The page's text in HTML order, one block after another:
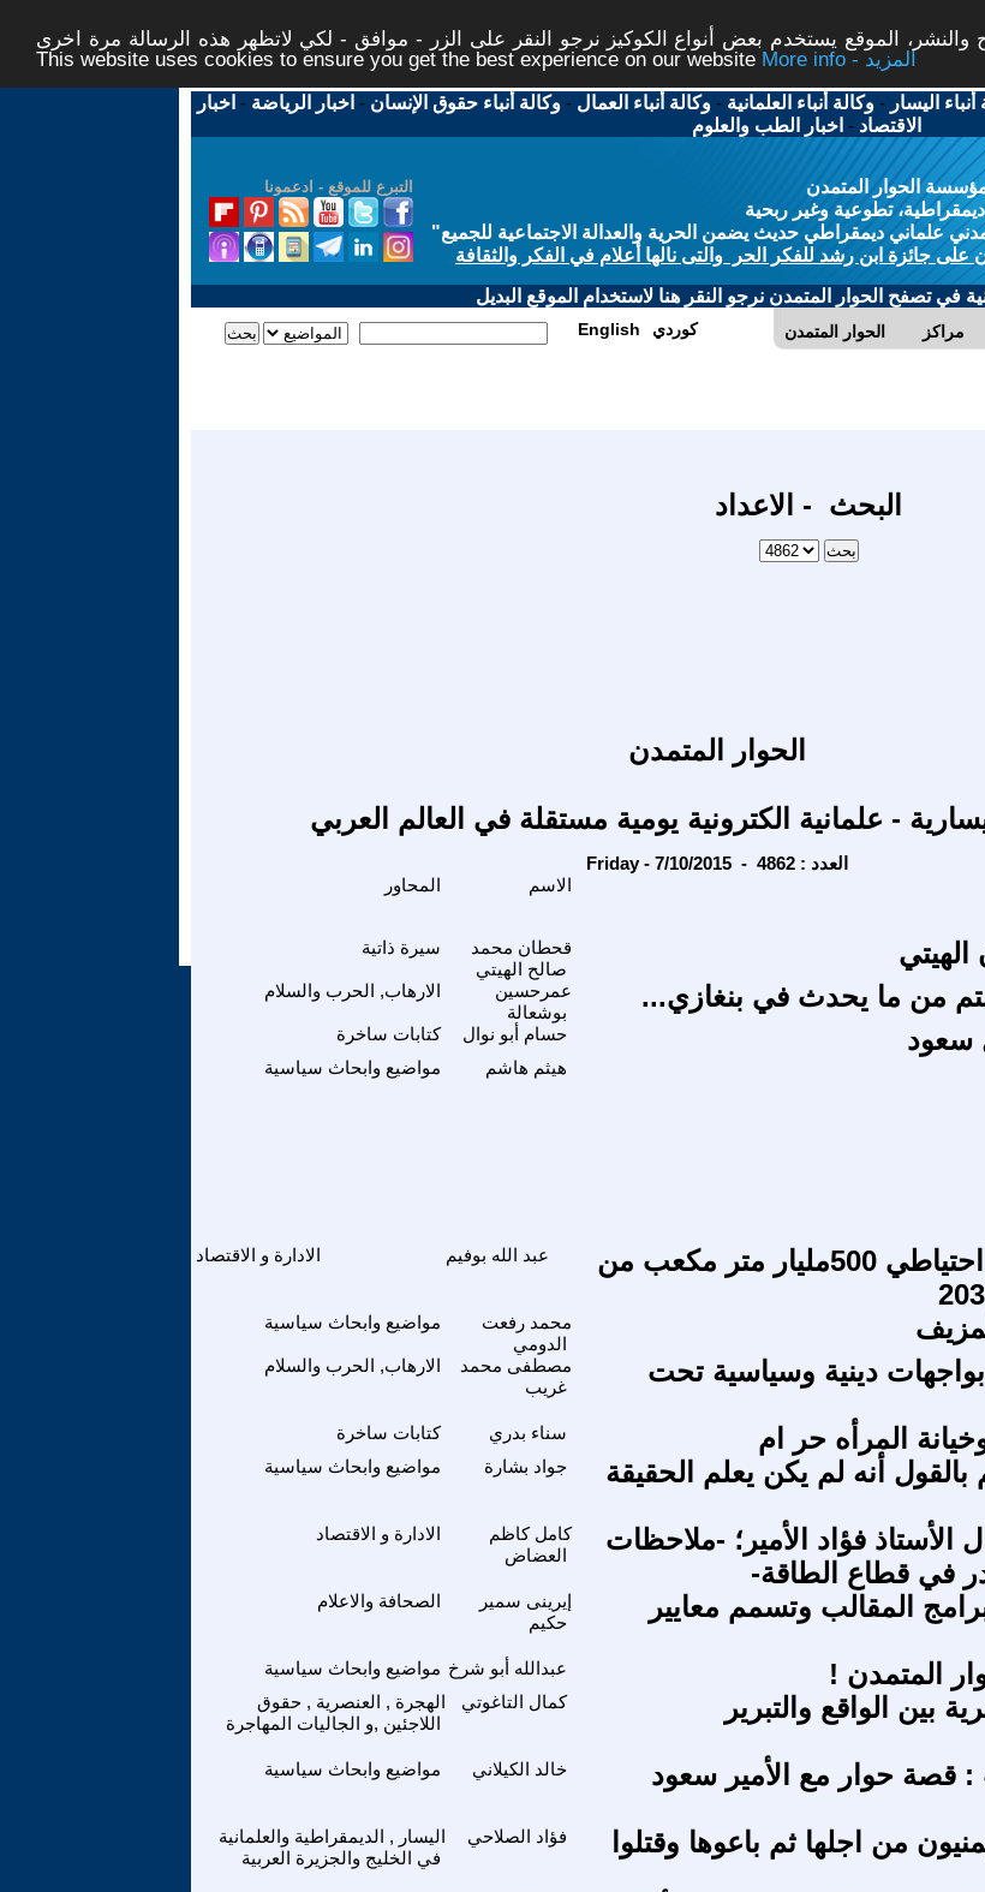
الموقع يستخدم بعض أنواع الكوكيز نرجو النقر على الزر - موافق - لكي لاتظهر هذه الرسالة مرة اخرى -
This website uses cookies to ensure you get the best experience on our website
More info - المزيد
أنباء اليسار -وكالة أنباء العلمانية -وكالة أنباء العمال -وكالة أنباء حقوق الإنسان - اخبار الرياضة - اخبار
الاقتصاد - اخبار الطب والعلوم
التبرع للموقع - ادعمونا
الحوار المتمدن
تطوعية وغير ربحية
علماني ديمقراطي حديث يضمن الحرية والعدالة الاجتماعية للجميع"
على جائزة ابن رشد للفكر الحر والتى نالها أعلام في الفكر والثقافة
في تصفح الحوار المتمدن نرجو النقر هنا لاستخدام الموقع البديل
الحوار المتمدن مراكز English كوردي
البحث - الاعداد
الحوار المتمدن
- علمانية الكترونية يومية مستقلة في العالم العربي
Friday - 7/10/2015 - العدد : 4862
الاسم
سيرة ذاتية
قحطان محمد
صالح الهيتي
الهيتي
الارهاب, الحرب والسلام
عمرحسين
بوشعالة
من ما يحدث في بنغازي...
كتابات ساخرة حسام أبو نوال سعود
مواضيع وابحاث سياسية
هيثم هاشم
الادارة و الاقتصاد عبد الله بوفيم
أرفع تحدي تحقيق احتياطي 500مليار متر مكعب من
مواضيع وابحاث سياسية
محمد رفعت
الدومي
الارهاب, الحرب والسلام
مصطفى محمد
غريب
دينية وسياسية تحت
كتابات ساخرة سناء بدري المرأه حر ام
مواضيع وابحاث سياسية
جواد بشارة
بالقول أنه لم يكن يعلم الحقيقة
الادارة و الاقتصاد
كامل كاظم
العضاض
الأستاذ فؤاد الأمير؛ -ملاحظات
في قطاع الطاقة-
الصحافة والاعلام
إيرينى سمير
حكيم
المقالب وتسمم معايير
مواضيع وابحاث سياسية عبدالله أبو شرخ المتمدن !
الهجرة , العنصرية , حقوق
اللاجئين ,و الجاليات المهاجرة
كمال التاغوتي
بين الواقع والتبرير
مواضيع وابحاث سياسية خالد الكيلاني
: قصة حوار مع الأمير سعود
اليسار , الديمقراطية والعلمانية
في الخليج والجزيرة العربية
فؤاد الصلاحي
من اجلها ثم باعوها وقتلوا